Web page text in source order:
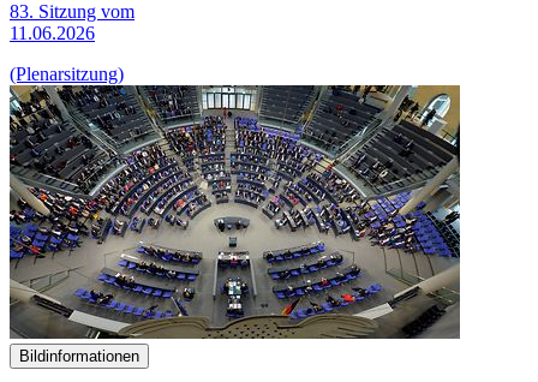
83. Sitzung vom
11.06.2026
(Plenarsitzung)
Bildinformationen